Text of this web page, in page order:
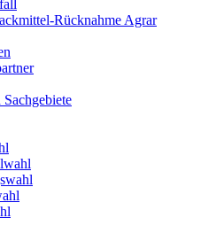
Rücknahme Agrar